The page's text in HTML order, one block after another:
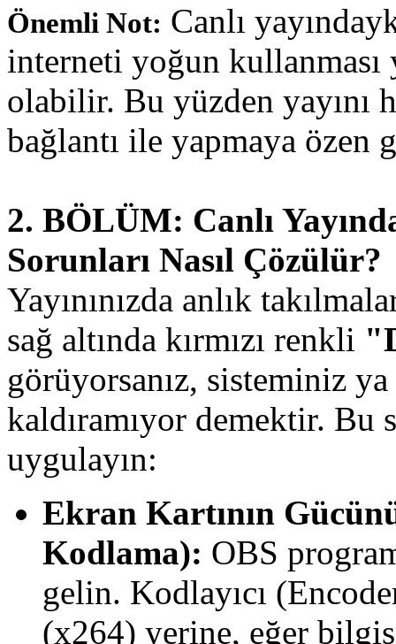
Önemli Not: Canlı
interneti yoğun kullanması
olabilir. Bu yüzden yayını
bağlantı ile yapmaya özen
2. BÖLÜM: Canlı
Sorunları Nasıl Çözülür?
Yayınınızda anlık
sağ altında kırmızı renkli
görüyorsanız, sisteminiz
kaldıramıyor demektir. Bu
uygulayın:
Ekran Kartının
Kodlama): OBS
gelin. Kodlayıcı
(x264) yerine, eğer